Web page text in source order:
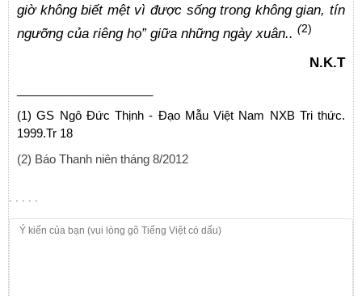
giờ không biết mệt vì được sống trong không gian, tín
ngưỡng của riêng họ” giữa những ngày xuân.. (2)
N.K.T
(1) GS Ngô Đức Thịnh - Đạo Mẫu Việt Nam NXB Tri thức.
1999.Tr 18
(2) Báo Thanh niên tháng 8/2012